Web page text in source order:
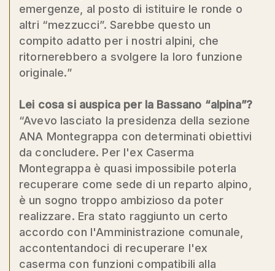
emergenze, al posto di istituire le ronde o
altri “mezzucci”. Sarebbe questo un
compito adatto per i nostri alpini, che
ritornerebbero a svolgere la loro funzione
originale.”
Lei cosa si auspica per la Bassano “alpina”?
“Avevo lasciato la presidenza della sezione
ANA Montegrappa con determinati obiettivi
da concludere. Per l'ex Caserma
Montegrappa è quasi impossibile poterla
recuperare come sede di un reparto alpino,
è un sogno troppo ambizioso da poter
realizzare. Era stato raggiunto un certo
accordo con l'Amministrazione comunale,
accontentandoci di recuperare l'ex
caserma con funzioni compatibili alla